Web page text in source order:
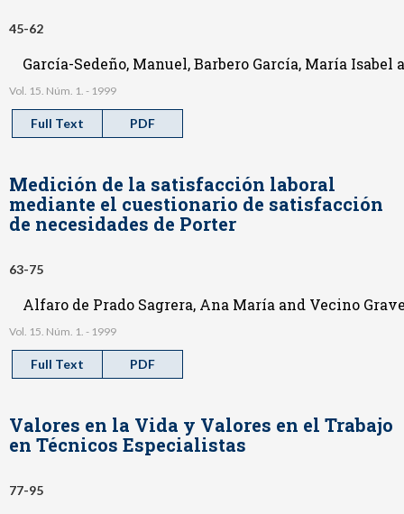
45-62
García-Sedeño, Manuel, Barbero García, María
Vol. 15. Núm. 1. - 1999
Full Text PDF
Medición de la satisfacción laboral
mediante el cuestionario de satisfacción
de necesidades de Porter
63-75
Alfaro de Prado Sagrera, Ana María and Vecino
Vol. 15. Núm. 1. - 1999
Full Text PDF
Valores en la Vida y Valores en el Trabajo
en Técnicos Especialistas
77-95